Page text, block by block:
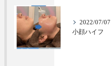
2022/07/07
小顔ハイフ